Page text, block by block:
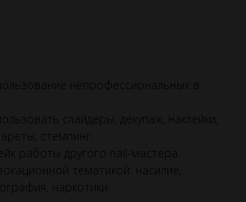
непрофессиональных в
слайдеры, декупаж, наклейки,
стемпинг.
работы другого nail-мастера.
тематикой: насилие,
наркотики.